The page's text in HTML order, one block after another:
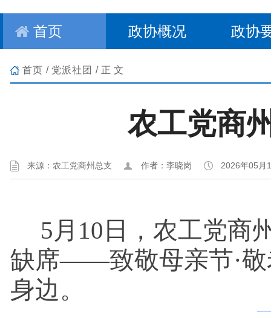
首页 政协概况 政协
首页 / 党派社团 /正文
农工党商
来源：农工党商州总支 作者：李晓岗 2026年05月
5月10日，农工党商
缺席——致敬母亲节·敬
身边。